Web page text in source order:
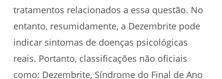
tratamentos relacionados a essa questão. No
entanto, resumidamente, a Dezembrite pode
indicar sintomas de doenças psicológicas
reais. Portanto, classificações não oficiais
como: Dezembrite, Síndrome do Final de Ano